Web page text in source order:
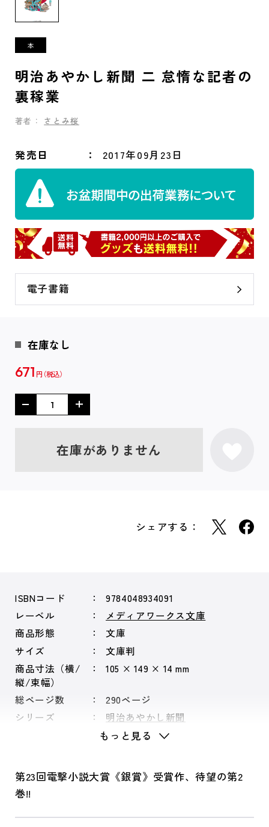
明治あやかし新聞 二 怠惰な記者の
裏稼業
著者： さとみ桜
発売日 2017年09月23日
電子書籍
在庫なし
671 円
在庫がありません
シェアする：
ISBNコード
9784048934091
レーベル
メディアワークス文庫
商品形態
文庫
サイズ
文庫判
商品寸法（横/
縦/束幅）
105 × 149 × 14 mm
総ページ数
290ページ
シリーズ
明治あやかし新聞
もっと見る
第23回電撃小説大賞《銀賞》受賞作、待望の第2
巻!!